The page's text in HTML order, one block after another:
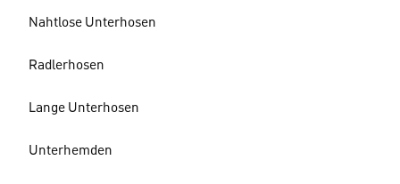
Nahtlose Unterhosen
Radlerhosen
Lange Unterhosen
Unterhemden